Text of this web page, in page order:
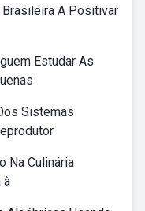
A Positivar
Estudar As
Sistemas
Na Culinária
à